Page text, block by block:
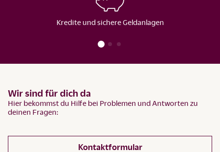
Kredite und sichere Geldanlagen
Wir sind für dich da
Hier bekommst du Hilfe bei Problemen und Antworten zu
deinen Fragen:
Kontaktformular